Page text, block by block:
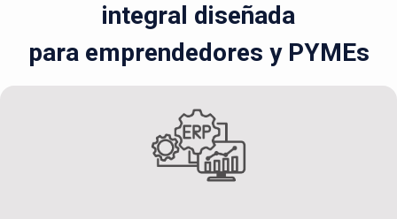
integral diseñada
para emprendedores y PYMEs